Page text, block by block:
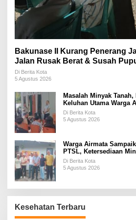
Bakunase II Kurang Penerang
Jalan Rusak Berat & Susah
Di Berita Kota
5 Agustus 2026
Masalah Minyak
Keluhan Utama Warga
Di Berita Kota
5 Agustus 2026
Warga Airmata
PTSL, Ketersediaan
Pemakaman
Di Berita Kota
5 Agustus 2026
Kesehatan Terbaru